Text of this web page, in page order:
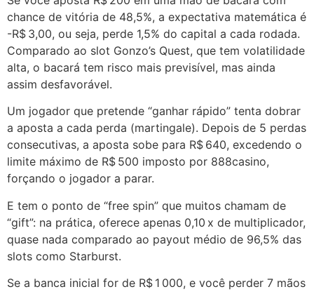
chance de vitória de 48,5%, a expectativa matemática é
-R$ 3,00, ou seja, perde 1,5% do capital a cada rodada.
Comparado ao slot Gonzo’s Quest, que tem volatilidade
alta, o bacará tem risco mais previsível, mas ainda
assim desfavorável.
Um jogador que pretende “ganhar rápido” tenta dobrar
a aposta a cada perda (martingale). Depois de 5 perdas
consecutivas, a aposta sobe para R$ 640, excedendo o
limite máximo de R$ 500 imposto por 888casino,
forçando o jogador a parar.
E tem o ponto de “free spin” que muitos chamam de
“gift”: na prática, oferece apenas 0,10 x de multiplicador,
quase nada comparado ao payout médio de 96,5% das
slots como Starburst.
Se a banca inicial for de R$ 1 000, e você perder 7 mãos